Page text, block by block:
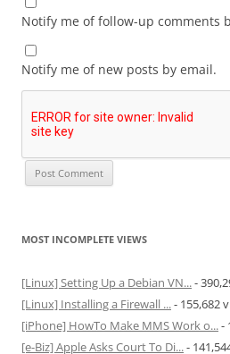
Notify me of follow-up comments
Notify me of new posts by email.
MOST INCOMPLETE VIEWS
[Linux] Setting Up a Debian VN...-
[Linux] Installing a Firewall ...- 155,682
[iPhone] HowTo Make MMS Work o...-
[e-Biz] Apple Asks Court To Di...-